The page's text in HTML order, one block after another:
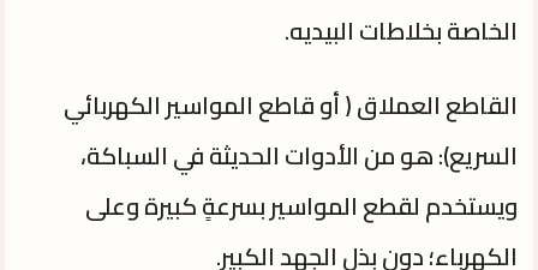
الخاصة بخلاطات البيديه.
القاطع العملاق ( أو قاطع المواسير الكهربائي
السريع): هو من الأدوات الحديثة في السباكة،
ويستخدم لقطع المواسير بسرعةٍ كبيرة وعلى
الكهرباء؛ دون بذل الجهد الكبير.